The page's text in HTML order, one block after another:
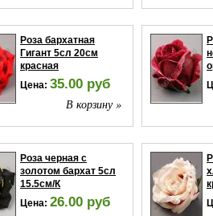
В корзину »
Роза бархатная
Гигант 5сл 20см
красная
Цена: 35.00 руб
В корзину »
Роза черная с
золотом бархат 5сл
15.5см/К
Цена: 26.00 руб